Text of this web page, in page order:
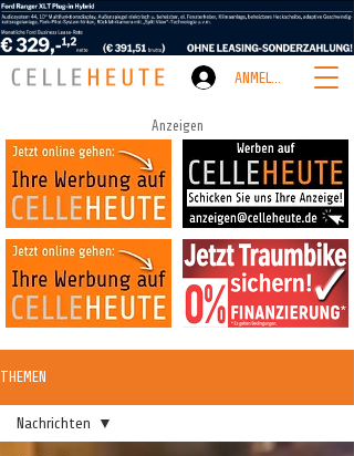
ANMELDEN
Anzeigen
THEMEN
Nachrichten